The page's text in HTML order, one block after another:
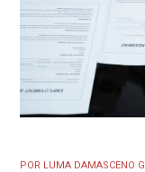
POR LUMA DAMASCENO